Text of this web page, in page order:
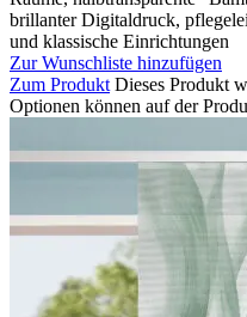
brillanter Digitaldruck,
und klassische Einrichtungen
Zur Wunschliste hinzufügen
Zum Produkt Dieses Produkt
Optionen können auf der